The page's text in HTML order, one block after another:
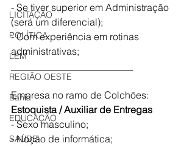
LICITAÇÃO
POLÍTICA
LEM
REGIÃO OESTE
Bahia
EDUCAÇÃO
SAÚDE
- Se tiver superior em Administração
(será um diferencial);
- Com experiência em rotinas
administrativas;
Empresa no ramo de Colchões:
Estoquista / Auxiliar de Entregas
- Sexo masculino;
- Noção de informática;